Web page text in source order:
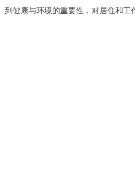
到健康与环境的重要性，对居住和工